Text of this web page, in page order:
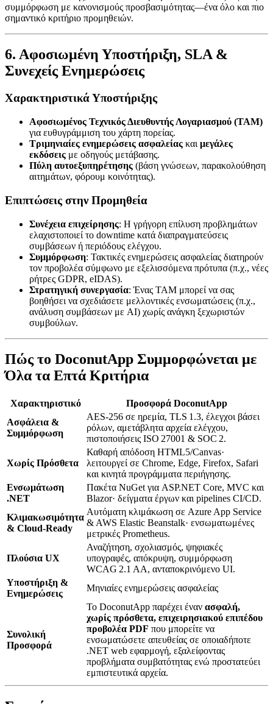
συμμόρφωση με κανονισμούς προσβασιμότητας—ένα όλο και πιο
σημαντικό κριτήριο προμηθειών.
6. Αφοσιωμένη Υποστήριξη, SLA &
Συνεχείς Ενημερώσεις
Χαρακτηριστικά Υποστήριξης
Αφοσιωμένος Τεχνικός Διευθυντής Λογαριασμού (TAM)
για ευθυγράμμιση του χάρτη πορείας.
Τριμηνιαίες ενημερώσεις ασφαλείας και μεγάλες
εκδόσεις με οδηγούς μετάβασης.
Πύλη αυτοεξυπηρέτησης (βάση γνώσεων, παρακολούθηση
αιτημάτων, φόρουμ κοινότητας).
Επιπτώσεις στην Προμηθεία
Συνέχεια επιχείρησης: Η γρήγορη επίλυση προβλημάτων
ελαχιστοποιεί το downtime κατά διαπραγματεύσεις
συμβάσεων ή περιόδους ελέγχου.
Συμμόρφωση: Τακτικές ενημερώσεις ασφαλείας διατηρούν
τον προβολέα σύμφωνο με εξελισσόμενα πρότυπα (π.χ., νέες
ρήτρες GDPR, eIDAS).
Στρατηγική συνεργασία: Ένας TAM μπορεί να σας
βοηθήσει να σχεδιάσετε μελλοντικές ενσωματώσεις (π.χ.,
ανάλυση συμβάσεων με AI) χωρίς ανάγκη ξεχωριστών
συμβούλων.
Πώς το DoconutApp Συμμορφώνεται με
Όλα τα Επτά Κριτήρια
Χαρακτηριστικό
Προσφορά DoconutApp
Ασφάλεια &
Συμμόρφωση
AES‑256 σε ηρεμία, TLS 1.3, έλεγχοι βάσει
ρόλων, αμετάβλητα αρχεία ελέγχου,
πιστοποιήσεις ISO 27001 & SOC 2.
Χωρίς Πρόσθετα
Καθαρή απόδοση HTML5/Canvas·
λειτουργεί σε Chrome, Edge, Firefox, Safari
και κινητά προγράμματα περιήγησης.
Ενσωμάτωση
.NET
Πακέτα NuGet για ASP.NET Core, MVC και
Blazor· δείγματα έργων και pipelines CI/CD.
Κλιμακωσιμότητα
& Cloud‑Ready
Αυτόματη κλιμάκωση σε Azure App Service
& AWS Elastic Beanstalk· ενσωματωμένες
μετρικές Prometheus.
Πλούσια UX
Αναζήτηση, σχολιασμός, ψηφιακές
υπογραφές, απόκρυψη, συμμόρφωση
WCAG 2.1 AA, ανταποκρινόμενο UI.
Υποστήριξη &
Ενημερώσεις
Μηνιαίες ενημερώσεις ασφαλείας
Συνολική
Προσφορά
Το DoconutApp παρέχει έναν ασφαλή,
χωρίς πρόσθετα, επιχειρησιακού επιπέδου
προβολέα PDF που μπορείτε να
ενσωματώσετε απευθείας σε οποιαδήποτε
.NET web εφαρμογή, εξαλείφοντας
προβλήματα συμβατότητας ενώ προστατεύει
εμπιστευτικά αρχεία.